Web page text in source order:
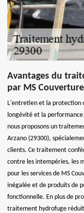
Avantages du
par MS
L'entretien et la protection
longévité et la
nous proposons un
Arzano (29300),
clients. Ce traitement
contre les intempéries, les
pour les services de MS
inégalée et de produits de
fonctionnelle. En plus de
traitement hydrofuge